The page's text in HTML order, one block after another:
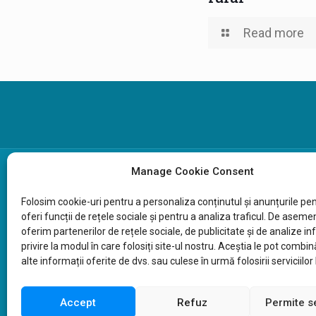
Manage Cookie Consent
Folosim cookie-uri pentru a personaliza conținutul și anunțurile
oferi funcții de rețele sociale și pentru a analiza traficul. De
oferim partenerilor de rețele sociale, de publicitate și de analize
privire la modulîn care folosiți site-ul nostru. Aceștia le pot
alte informații oferite de dvs. sau culeseîn urmă folosirii serviciilor
Accept Refuz Permite
Read more
Fundația Comunitară Sibiu, CIF 30885877
Pentru donații:
RO72RNCB0227130116020001 deschis la BCR
sauonline aici